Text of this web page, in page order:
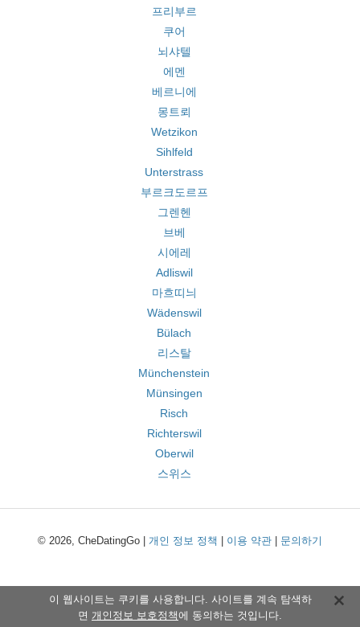
프리부르
쿠어
뇌샤텔
에멘
베르니에
몽트뢰
Wetzikon
Sihlfeld
Unterstrass
부르크도르프
그렌헨
브베
시에레
Adliswil
마흐띠늬
Wädenswil
Bülach
리스탈
Münchenstein
Münsingen
Risch
Richterswil
Oberwil
스위스
© 2026, CheDatingGo | 개인 정보 정책 이용 약관 문의하기
이 웹사이트는 쿠키를 사용합니다. 사이트를 계속 탐색하
면 개인정보 보호정책에 동의하는 것입니다.